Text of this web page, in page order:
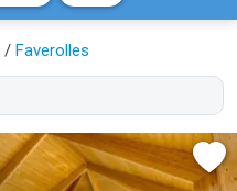
/ Faverolles